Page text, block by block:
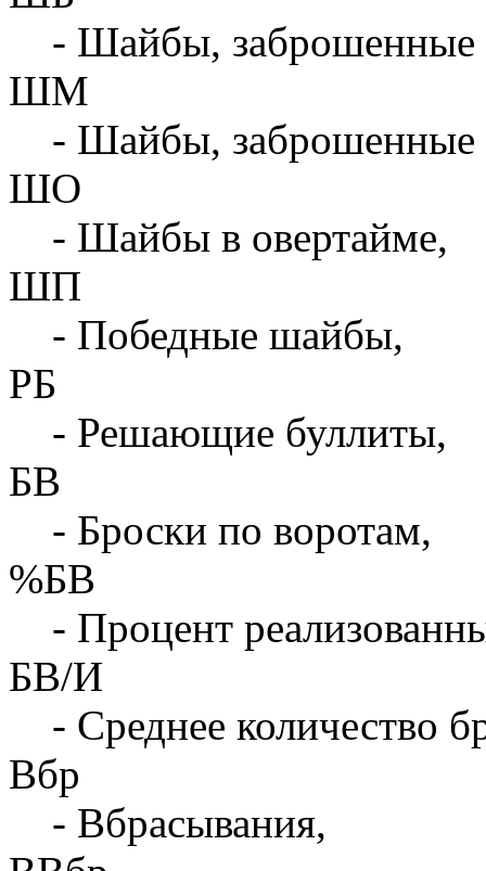
- Шайбы, заброшенные
ШМ
- Шайбы, заброшенные
ШО
- Шайбы в овертайме,
ШП
- Победные шайбы,
РБ
- Решающие буллиты,
БВ
- Броски по воротам,
%БВ
- Процент
БВ/И
- Среднее количество
Вбр
- Вбрасывания,